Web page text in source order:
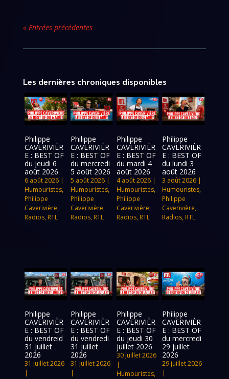
« Entrées précédentes
Les dernières chroniques disponibles
Philippe
CAVERIVIÈR
E : BEST OF
du jeudi 6
août 2026
6 août 2026 |
Humouristes,
Philippe
Caverivière,
Radios, RTL
Philippe
CAVERIVIÈR
E : BEST OF
du mercredi
5 août 2026
5 août 2026|
Humouristes,
Philippe
Caverivière,
Radios, RTL
Philippe
CAVERIVIÈR
E : BEST OF
du mardi 4
août 2026
4 août 2026|
Humouristes,
Philippe
Caverivière,
Radios, RTL
Philippe
CAVERIVIÈR
E : BEST OF
du lundi 3
août 2026
3 août 2026 |
Humouristes,
Philippe
Caverivière,
Radios, RTL
Philippe
CAVERIVIÈR
E : BEST OF
du vendreid
31 juillet
2026
31 juillet 2026
|
Philippe
CAVERIVIÈR
E : BEST OF
du vendredi
31 juillet
2026
31 juillet 2026
|
Philippe
CAVERIVIÈR
E : BEST OF
du jeudi 30
juillet 2026
30 juillet 2026
|
Humouristes,
Philippe
CAVERIVIÈR
E : BEST OF
du mercredi
29 juillet
2026
29 juillet 2026
|